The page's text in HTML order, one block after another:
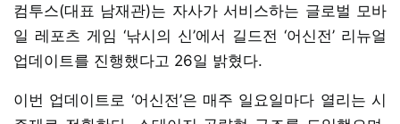
컴투스(대표 남재관)는 자사가 서비스하는 글로벌 모바
일 레포츠 게임 ‘낚시의 신’에서 길드전 ‘어신전’ 리뉴얼
업데이트를 진행했다고 26일 밝혔다.
이번 업데이트로 ‘어신전’은 매주 일요일마다 열리는 시